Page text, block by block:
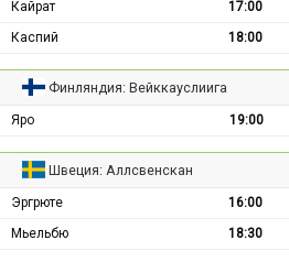
Кайрат
17:00
Каспий
18:00
Финляндия: Вейккауслиига
Яро 19:00
Швеция: Аллсвенскан
Эргрюте 16:00
Мьельбю
18:30